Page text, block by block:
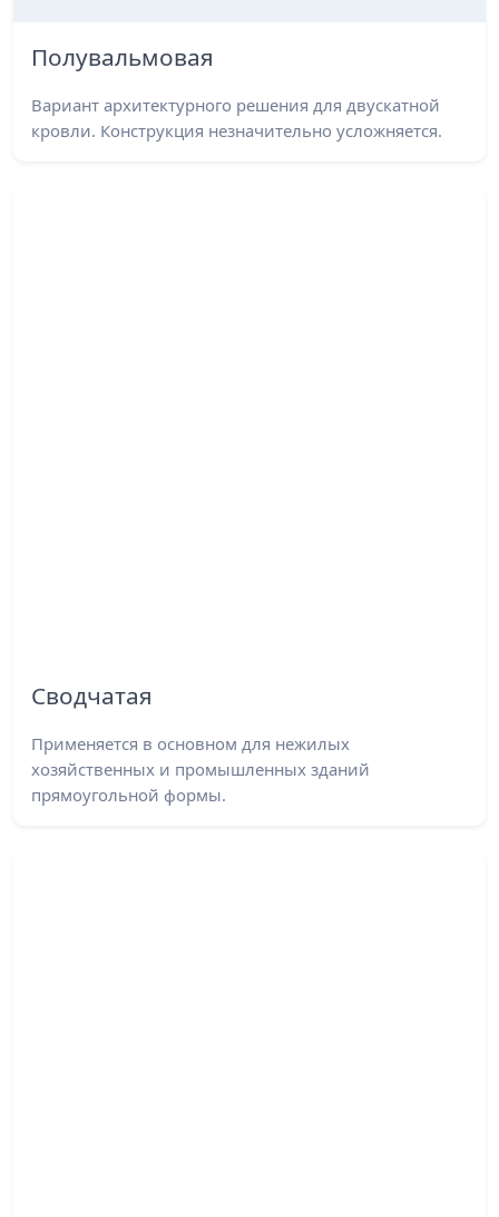
Полувальмовая
Вариант архитектурного решения для двускатной
кровли. Конструкция незначительно усложняется.
Сводчатая
Применяется в основном для нежилых
хозяйственных и промышленных зданий
прямоугольной формы.